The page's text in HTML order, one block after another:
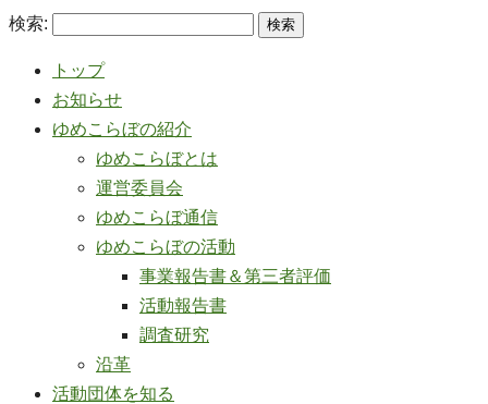
検索:
トップ
お知らせ
ゆめこらぼの紹介
ゆめこらぼとは
運営委員会
ゆめこらぼ通信
ゆめこらぼの活動
事業報告書＆第三者評価
活動報告書
調査研究
沿革
活動団体を知る